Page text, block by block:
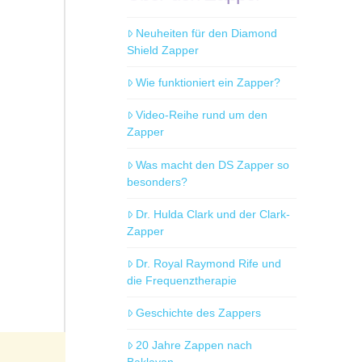
Neuheiten für den Diamond
Shield Zapper
Wie funktioniert ein Zapper?
Video-Reihe rund um den
Zapper
Was macht den DS Zapper so
besonders?
Dr. Hulda Clark und der Clark-
Zapper
Dr. Royal Raymond Rife und
die Frequenztherapie
Geschichte des Zappers
20 Jahre Zappen nach